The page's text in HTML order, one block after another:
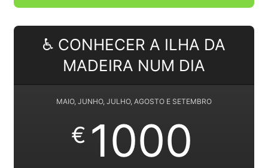
♿ CONHECER A ILHA DA
MADEIRA NUM DIA
MAIO, JUNHO, JULHO, AGOSTO E SETEMBRO
€ 1000